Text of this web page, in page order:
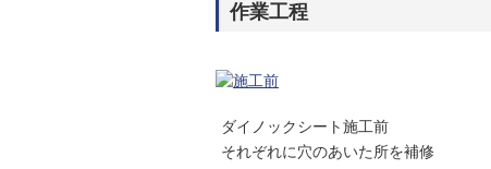
作業工程
ダイノックシート施工前
それぞれに穴のあいた所を補修